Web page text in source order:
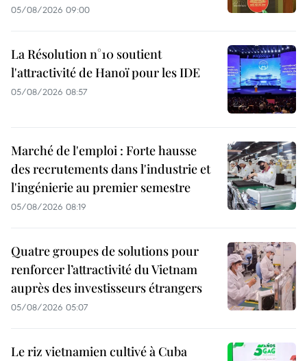
05/08/2026 09:00
La Résolution n°10 soutient
l'attractivité de Hanoï pour les IDE
05/08/2026 08:57
Marché de l'emploi : Forte hausse
des recrutements dans l'industrie et
l'ingénierie au premier semestre
05/08/2026 08:19
Quatre groupes de solutions pour
renforcer l’attractivité du Vietnam
auprès des investisseurs étrangers
05/08/2026 05:07
Le riz vietnamien cultivé à Cuba